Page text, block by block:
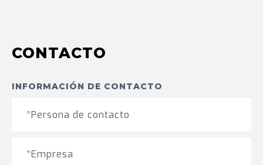
CONTACTO
INFORMACIÓN DE CONTACTO